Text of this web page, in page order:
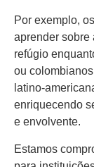
Por exemplo,
aprender sobre
refúgio
ou
latino-
enriquecendo
e envolvente.
Estamos